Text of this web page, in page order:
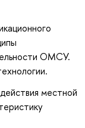
ОМСУ.
местной